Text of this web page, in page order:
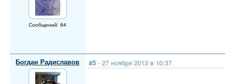
Сообщений: 64
Богдан Радиславов #5 - 27 ноября 2013 в 10:37